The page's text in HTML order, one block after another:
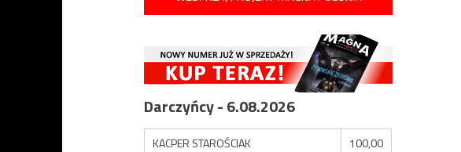
Darczyńcy - 6.08.2026
KACPER STAROŚCIAK
100,00